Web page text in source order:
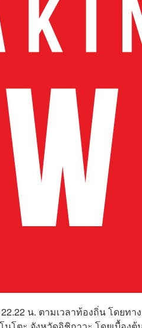
น. ตามเวลาท้องถิ่น โดยทา